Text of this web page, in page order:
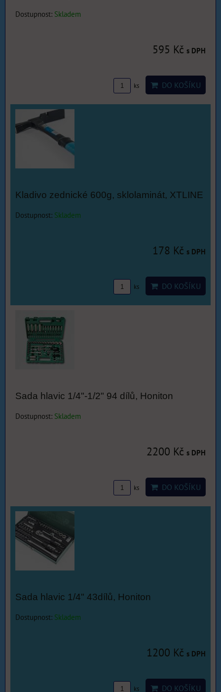
Dostupnost: Skladem
595 Kč s DPH
ks DO KOŠÍKU
Kladivo zednické 600g, sklolaminát, XTLINE
Dostupnost: Skladem
178 Kč s DPH
ks DO KOŠÍKU
Sada hlavic 1/4"-1/2" 94 dílů, Honiton
Dostupnost: Skladem
2200 Kč s DPH
ks DO KOŠÍKU
Sada hlavic 1/4" 43dílů, Honiton
Dostupnost: Skladem
1200 Kč s DPH
ks DO KOŠÍKU